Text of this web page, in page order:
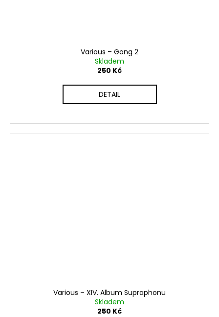
Various ‎– Gong 2
Skladem
250 Kč
DETAIL
Various – XIV. Album Supraphonu
Skladem
250 Kč